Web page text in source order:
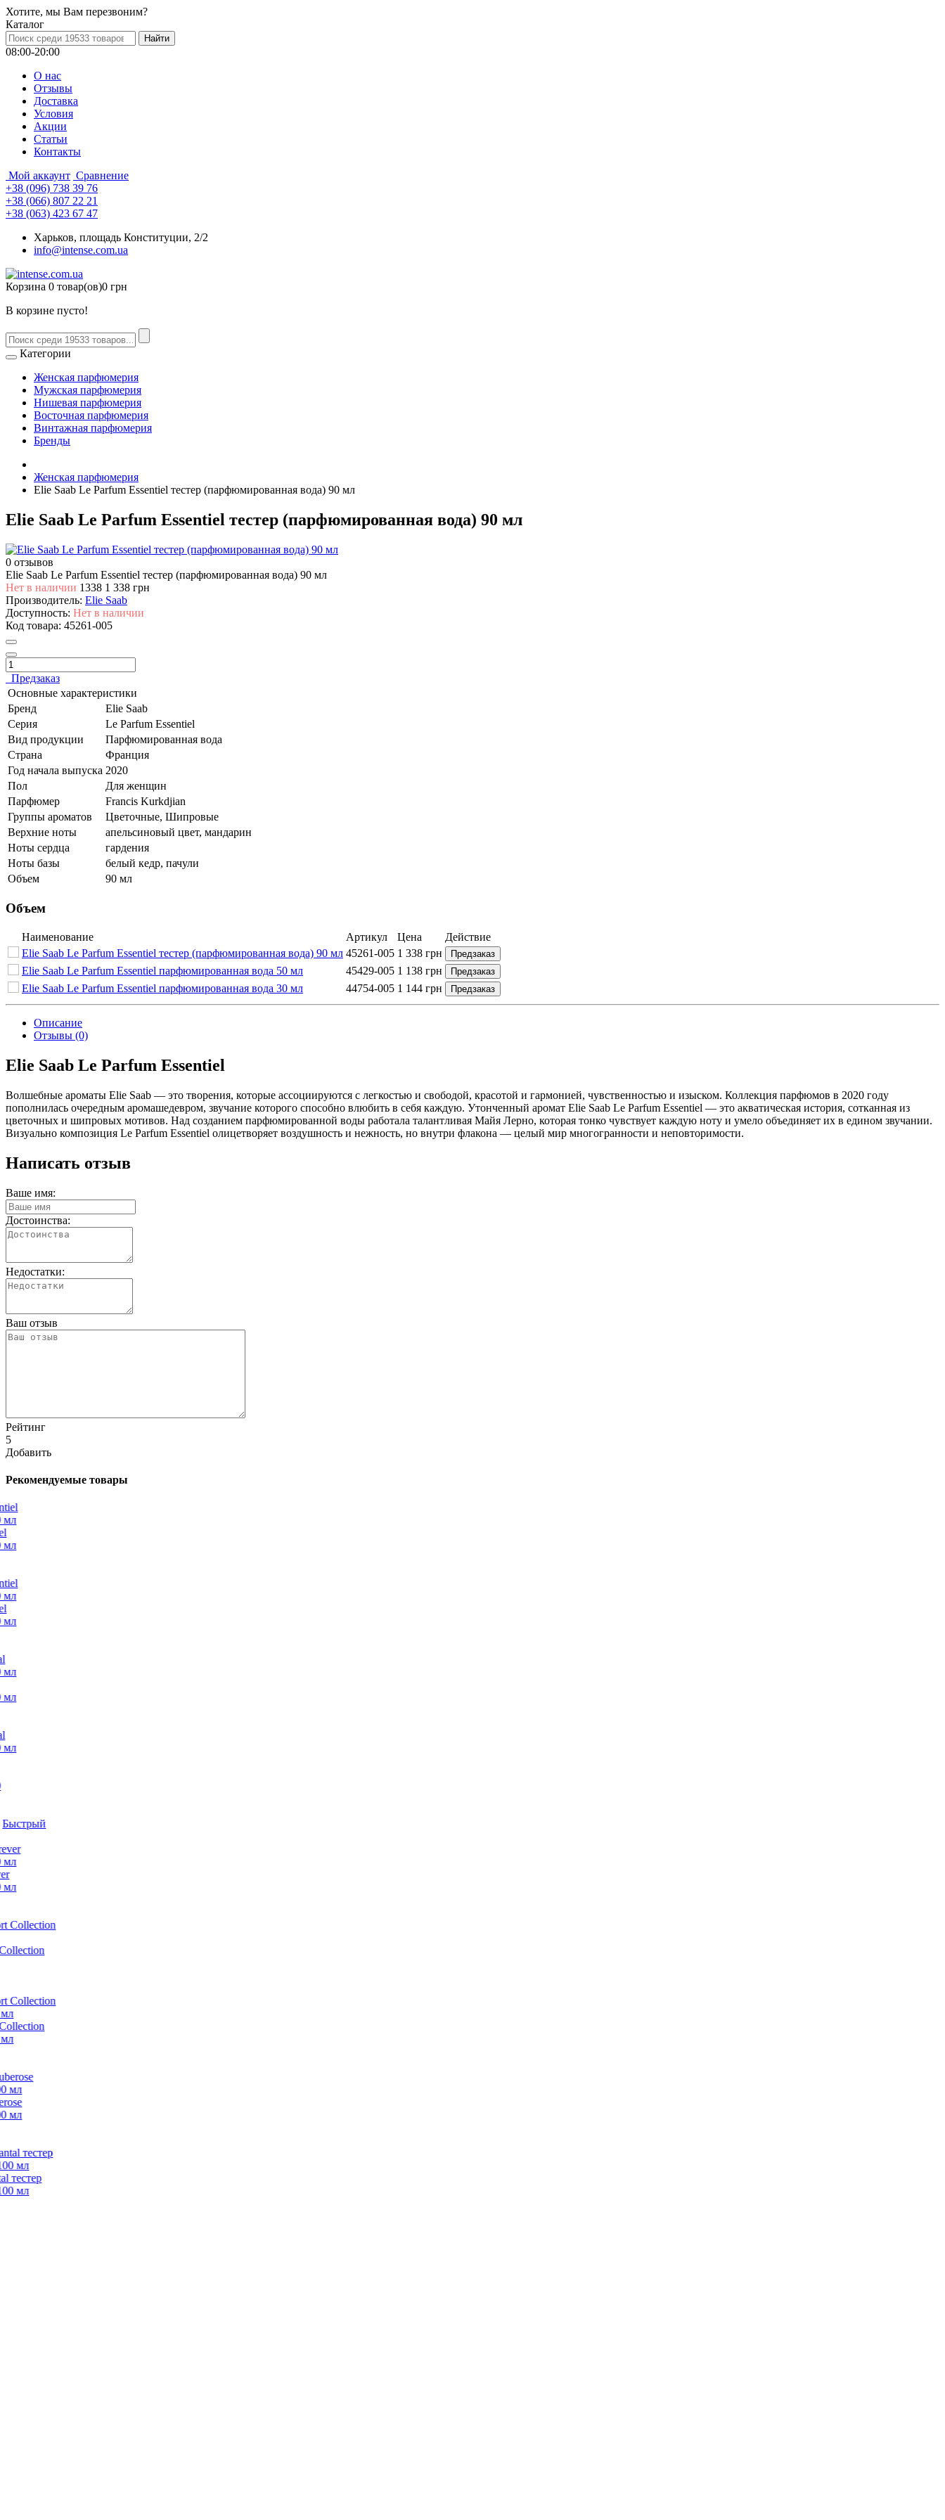
Хотите, мы Вам перезвоним?
Каталог
08:00-20:00
О нас
Отзывы
Доставка
Условия
Aкции
Статьи
Контакты
Мой аккаунт Сравнение
+38 (096) 738 39 76
+38 (066) 807 22 21
+38 (063) 423 67 47
Харьков, площадь Конституции, 2/2
info@intense.com.ua
Корзина 0 товар(ов)0 грн
В корзине пусто!
Категории
Женская парфюмерия
Мужская парфюмерия
Нишевая парфюмерия
Восточная парфюмерия
Винтажная парфюмерия
Бренды
Женская парфюмерия
Elie Saab Le Parfum Essentiel тестер (парфюмированная вода) 90 мл
Elie Saab Le Parfum Essentiel тестер (парфюмированная вода) 90 мл
0 отзывов
Elie Saab Le Parfum Essentiel тестер (парфюмированная вода) 90 мл
Нет в наличии 1338 1 338 грн
Производитель: Elie Saab
Доступность: Нет в наличии
Код товара: 45261-005
Предзаказ
Основные характеристики
Бренд
Elie Saab
Серия
Le Parfum Essentiel
Вид продукции
Парфюмированная вода
Страна
Франция
Год начала выпуска 2020
Пол
Для женщин
Парфюмер
Francis Kurkdjian
Группы ароматов
Цветочные, Шипровые
Верхние ноты
апельсиновый цвет, мандарин
Ноты сердца
гардения
Ноты базы
белый кедр, пачули
Объем
90 мл
Объем
Наименование Артикул Цена
Действие
Elie Saab Le Parfum Essentiel тестер (парфюмированная вода) 90 мл 45261-005 1 338 грн Предзаказ
Elie Saab Le Parfum Essentiel парфюмированная вода 50 мл 45429-005 1 138 грн Предзаказ
Elie Saab Le Parfum Essentiel парфюмированная вода 30 мл 44754-005 1 144 грн Предзаказ
Описание
Отзывы (0)
Elie Saab Le Parfum Essentiel
Волшебные ароматы Elie Saab — это творения, которые ассоциируются с легкостью и свободой, красотой и гармонией, чувственностью и изыском. Коллекция парфюмов в 2020 году
пополнилась очередным аромашедевром, звучание которого способно влюбить в себя каждую. Утонченный аромат Elie Saab Le Parfum Essentiel — это акватическая история, сотканная из
цветочных и шипровых мотивов. Над созданием парфюмированной воды работала талантливая Майя Лерно, которая тонко чувствует каждую ноту и умело объединяет их в едином звучании.
Визуально композиция Le Parfum Essentiel олицетворяет воздушность и нежность, но внутри флакона — целый мир многогранности и неповторимости.
Написать отзыв
Ваше имя:
Достоинства:
Недостатки:
Ваш отзыв
Рейтинг
5
Добавить
Рекомендуемые товары